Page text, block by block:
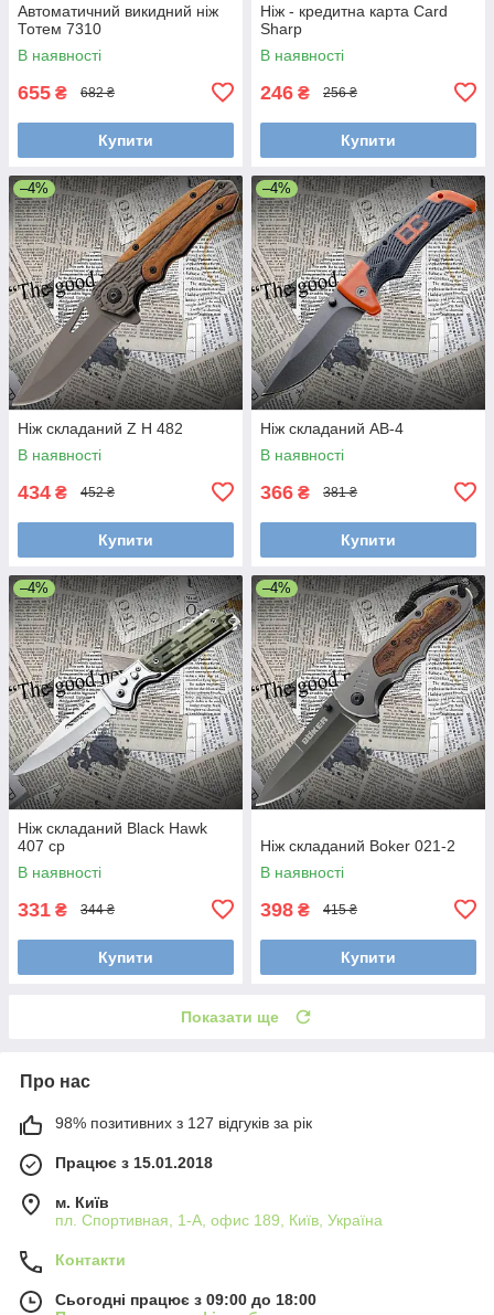
Автоматичний викидний ніж
Тотем 7310
В наявності
655 ₴ 682 ₴
Купити
Ніж - кредитна карта Card
Sharp
В наявності
246 ₴ 256 ₴
Купити
–4%
Ніж складаний Z H 482
В наявності
434 ₴ 452 ₴
Купити
–4%
Ніж складаний AB-4
В наявності
366 ₴ 381 ₴
Купити
–4%
Ніж складаний Black Hawk
407 ср
В наявності
331 ₴ 344 ₴
Купити
–4%
Ніж складаний Boker 021-2
В наявності
398 ₴ 415 ₴
Купити
Показати ще
Про нас
98% позитивних з 127 відгуків за рік
Працює з 15.01.2018
м. Київ
пл. Спортивная, 1-А, офис 189, Київ, Україна
Контакти
Сьогодні працює з 09:00 до 18:00